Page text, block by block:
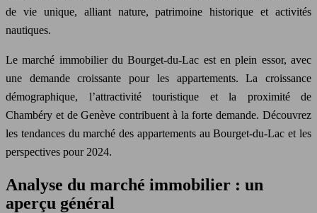
de vie unique, alliant nature, patrimoine historique et activités
nautiques.
Le marché immobilier du Bourget-du-Lac est en plein essor, avec
une demande croissante pour les appartements. La croissance
démographique, l’attractivité touristique et la proximité de
Chambéry et de Genève contribuent à la forte demande. Découvrez
les tendances du marché des appartements au Bourget-du-Lac et les
perspectives pour 2024.
Analyse du marché immobilier : un
aperçu général